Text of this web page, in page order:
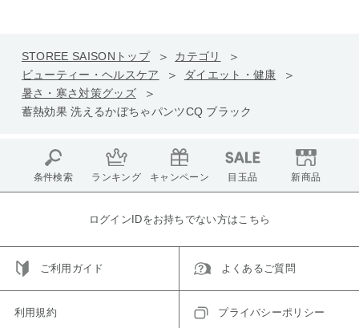
STOREE SAISONトップ
カテゴリ
ビューティー・ヘルスケア
ダイエット・健康
暑さ・寒さ対策グッズ
蓄熱効果 洗えるかぼちゃパンツCQ ブラック
条件検索 ランキング キャンペーン 目玉品 新商品
ログインIDをお持ちでない方はこちら
ご利用ガイド よくあるご質問
利用規約 プライバシーポリシー